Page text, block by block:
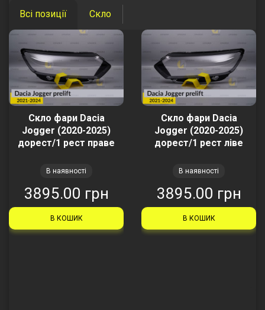
Всі позиції Скло
Скло фари Dacia
Jogger (2020-2025)
дорест/1 рест праве
В наявності
3895.00 грн
В КОШИК
Скло фари Dacia
Jogger (2020-2025)
дорест/1 рест ліве
В наявності
3895.00 грн
В КОШИК